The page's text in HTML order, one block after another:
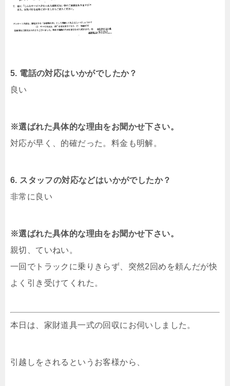
5. 電話の対応はいかがでしたか？
良い
※選ばれた具体的な理由をお聞かせ下さい。
対応が早く、的確だった。料金も明解。
6. スタッフの対応などはいかがでしたか？
非常に良い
※選ばれた具体的な理由をお聞かせ下さい。
親切、ていねい。
一回でトラックに乗りきらず、突然2回めを頼んだが快
よく引き受けてくれた。
本日は、家財道具一式の回収にお伺いしました。
引越しをされるというお客様から、